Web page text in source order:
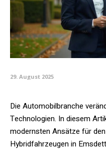
29. August 2025
Die Automobilbranche
Technologien. In diesem
modernsten Ansätze für
Hybridfahrzeugen in